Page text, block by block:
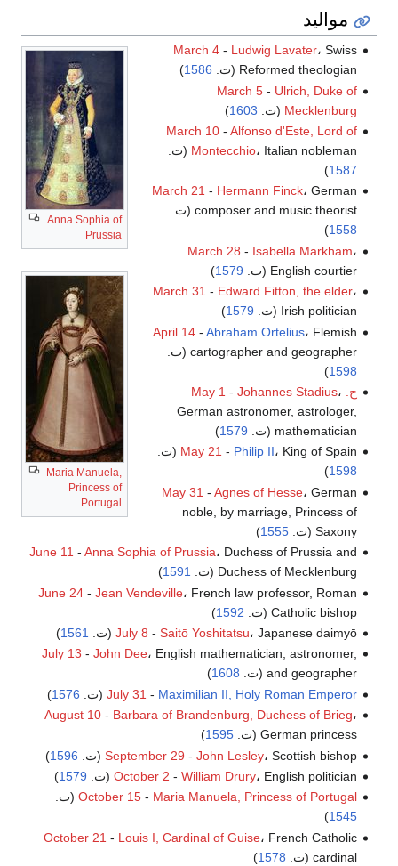
مواليد
Anna Sophia of
Prussia
Maria Manuela,
Princess of
Portugal
March 4- Ludwig Lavater، Swiss
Reformed theologian (ت.
1586
)
March 5- Ulrich, Duke of
Mecklenburg (ت. 1603
)
March 10- Alfonso d'Este, Lord of
Montecchio، Italian nobleman (ت.
1587
)
March 21 - Hermann Finck، German
composer and music theorist (ت.
1558
)
March 28 - Isabella Markham،
English courtier (ت.
1579
)
March 31 - Edward Fitton, the elder،
Irish politician (ت.
1579
)
April 14- Abraham Ortelius، Flemish
cartographer and geographer (ت.
1598
)
ح.
May 1 - Johannes Stadius،
German astronomer, astrologer,
mathematician (ت.
1579
)
May 21 - Philip II، King of Spain (ت.
1598
)
May 31 - Agnes of Hesse، German
noble, by marriage, Princess of
Saxony (ت.
1555
)
June 11 - Anna Sophia of Prussia، Duchess of Prussia and
Duchess of Mecklenburg (ت.
1591
)
June 24- Jean Vendeville، French law professor, Roman
Catholic bishop (ت.
1592
)
July 8 - Saitō Yoshitatsu، Japanese daimyō (ت. 1561
)
July 13 - John Dee، English mathematician, astronomer,
and geographer (ت.
1608
)
July 31 - Maximilian II, Holy Roman Emperor (ت. 1576
)
August 10- Barbara of Brandenburg, Duchess of Brieg،
German princess (ت.
1595
)
September 29 - John Lesley، Scottish bishop (ت. 1596
)
October 2 - William Drury، English politician (ت. 1579
)
October 15- Maria Manuela, Princess of Portugal
(ت.
1545
)
October 21 - Louis I, Cardinal of Guise، French Catholic
cardinal (ت.
1578
)